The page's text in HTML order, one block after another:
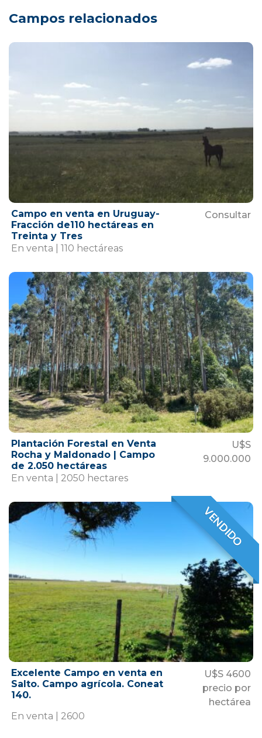
Campos relacionados
Campo en venta en Uruguay-
Fracción de110 hectáreas en
Treinta y Tres
Consultar
En venta | 110 hectáreas
Plantación Forestal en Venta
Rocha y Maldonado | Campo
de 2.050 hectáreas
U$S
9.000.000
En venta | 2050 hectares
VENDIDO
VENDIDO
Excelente Campo en venta en
Salto. Campo agrícola. Coneat
140.
U$S 4600
precio por
hectárea
En venta | 2600